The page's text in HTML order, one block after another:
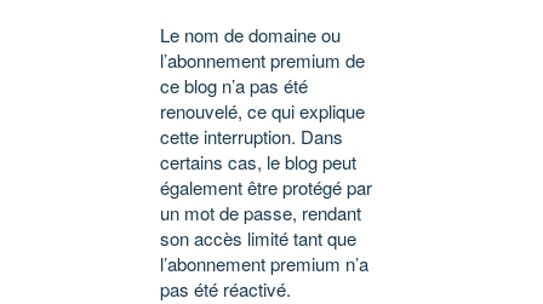
Le nom de domaine ou
l’abonnement premium de
ce blog n’a pas été
renouvelé, ce qui explique
cette interruption. Dans
certains cas, le blog peut
également être protégé par
un mot de passe, rendant
son accès limité tant que
l’abonnement premium n’a
pas été réactivé.